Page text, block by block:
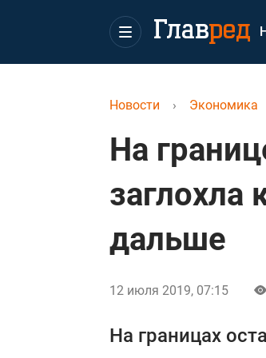
Новости › Экономика
На
заглохла
дальше
12 июля 2019, 07:15
На границах